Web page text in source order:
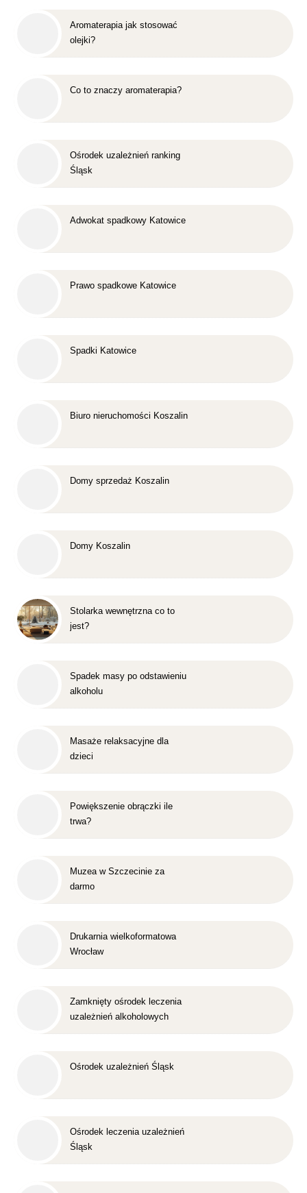
Aromaterapia jak stosować
olejki?
Co to znaczy aromaterapia?
Ośrodek uzależnień ranking
Śląsk
Adwokat spadkowy Katowice
Prawo spadkowe Katowice
Spadki Katowice
Biuro nieruchomości Koszalin
Domy sprzedaż Koszalin
Domy Koszalin
Stolarka wewnętrzna co to
jest?
Spadek masy po odstawieniu
alkoholu
Masaże relaksacyjne dla
dzieci
Powiększenie obrączki ile
trwa?
Muzea w Szczecinie za
darmo
Drukarnia wielkoformatowa
Wrocław
Zamknięty ośrodek leczenia
uzależnień alkoholowych
Ośrodek uzależnień Śląsk
Ośrodek leczenia uzależnień
Śląsk